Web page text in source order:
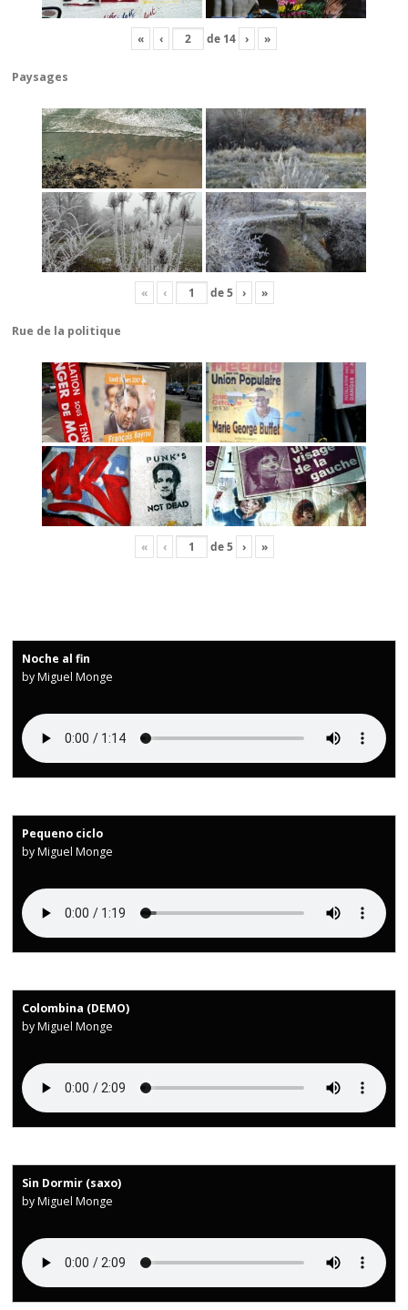
« ‹ de 14 › »
Paysages
« ‹ de5 › »
Rue de la politique
« ‹ de5 › »
Noche al fin
by Miguel Monge
Pequeno ciclo
by Miguel Monge
Colombina (DEMO)
by Miguel Monge
Sin Dormir (saxo)
by Miguel Monge